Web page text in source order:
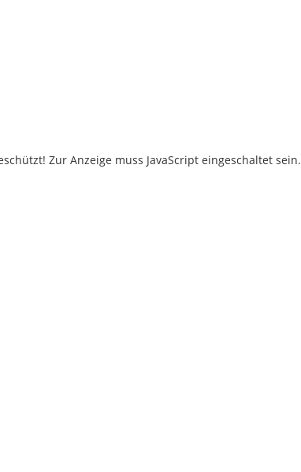
Zur Anzeige muss JavaScript eingeschaltet sein.